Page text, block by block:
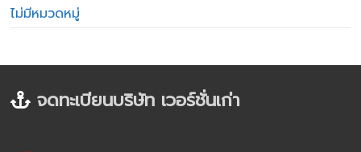
ไม่มีหมวดหมู่
จดทะเบียนบริษัท เวอร์ชั่นเก่า